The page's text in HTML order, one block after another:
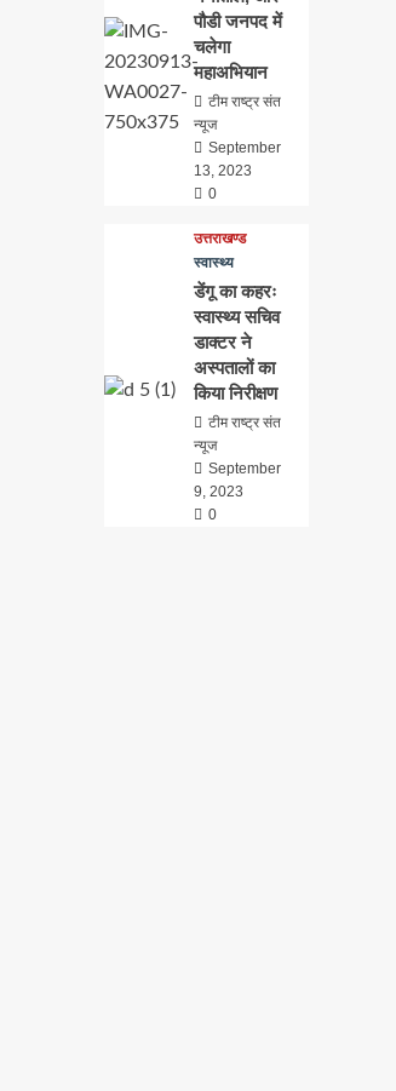
पौडी जनपद में
चलेगा
महाअभियान
टीम राष्ट्र संत
न्यूज
September
13, 2023
0
उत्तराखण्ड
स्वास्थ्य
डेंगू का कहरः
स्वास्थ्य सचिव
डाक्टर ने
अस्पतालों का
किया निरीक्षण
टीम राष्ट्र संत
न्यूज
September
9, 2023
0